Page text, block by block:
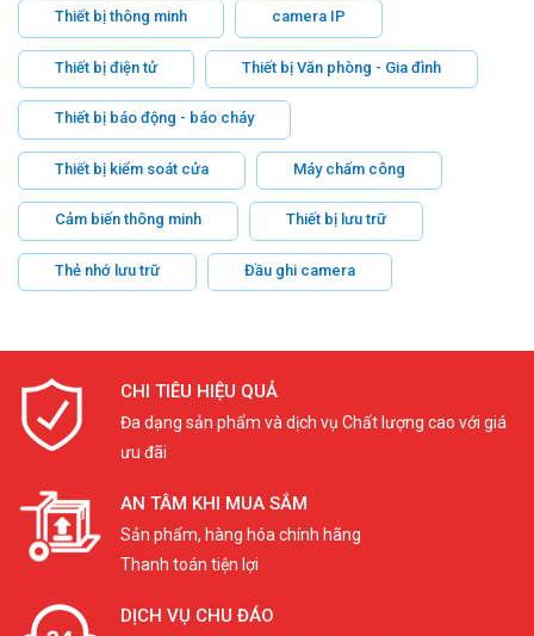
Thiết bị thông minh camera IP
Thiết bị điện tử Thiết bị Văn phòng - Gia đình
Thiết bị báo động - báo cháy
Thiết bị kiểm soát cửa Máy chấm công
Cảm biến thông minh Thiết bị lưu trữ
Thẻ nhớ lưu trữ Đầu ghi camera
CHI TIÊU HIỆU QUẢ
Đa dạng sản phẩm và dịch vụ Chất lượng cao với giá
ưu đãi
AN TÂM KHI MUA SẮM
Sản phẩm, hàng hóa chính hãng
Thanh toán tiện lợi
DỊCH VỤ CHU ĐÁO